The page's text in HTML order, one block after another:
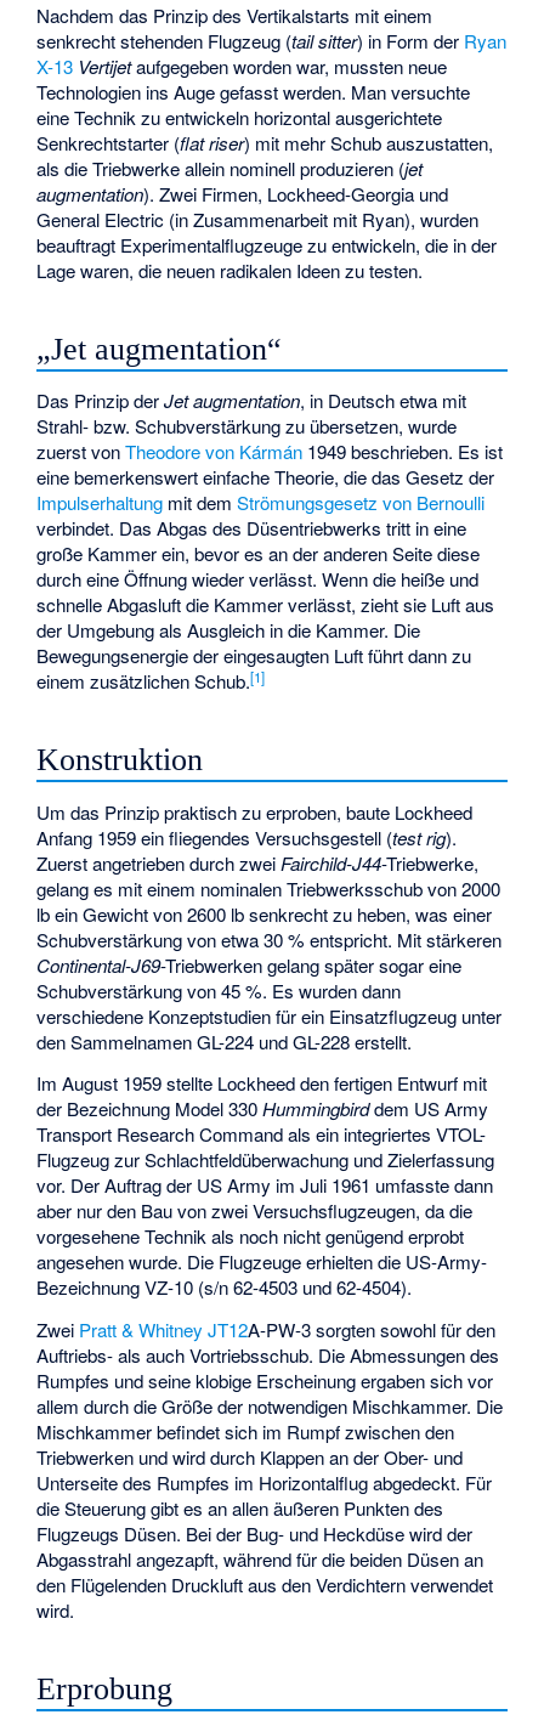
Nachdem das Prinzip des Vertikalstarts mit einem
senkrecht stehenden Flugzeug (tail sitter) in Form der Ryan
X-13 Vertijetaufgegeben worden war, mussten neue
Technologien ins Auge gefasst werden. Man versuchte
eine Technik zu entwickeln horizontal ausgerichtete
Senkrechtstarter (flat riser) mit mehr Schub auszustatten,
als die Triebwerke allein nominell produzieren (jet
augmentation). Zwei Firmen, Lockheed-Georgia und
General Electric (in Zusammenarbeit mit Ryan), wurden
beauftragt Experimentalflugzeuge zu entwickeln, die in der
Lage waren, die neuen radikalen Ideen zu testen.
„Jet augmentation“
Das Prinzip derJet augmentation, in Deutsch etwa mit
Strahl- bzw. Schubverstärkung zu übersetzen, wurde
zuerst vonTheodore von Kármán 1949 beschrieben. Es ist
eine bemerkenswert einfache Theorie, die das Gesetz der
Impulserhaltung mit demStrömungsgesetz von Bernoulli
verbindet. Das Abgas des Düsentriebwerks tritt in eine
große Kammer ein, bevor es an der anderen Seite diese
durch eine Öffnung wieder verlässt. Wenn die heiße und
schnelle Abgasluft die Kammer verlässt, zieht sie Luft aus
der Umgebung als Ausgleich in die Kammer. Die
Bewegungsenergie der eingesaugten Luft führt dann zu
einem zusätzlichen Schub.[1]
Konstruktion
Um das Prinzip praktisch zu erproben, baute Lockheed
Anfang 1959 ein fliegendes Versuchsgestell (test rig).
Zuerst angetrieben durch zwei Fairchild-J44-Triebwerke,
gelang es mit einem nominalen Triebwerksschub von 2000
lb ein Gewicht von 2600 lb senkrecht zu heben, was einer
Schubverstärkung von etwa 30 % entspricht. Mit stärkeren
Continental-J69-Triebwerken gelang später sogar eine
Schubverstärkung von 45 %. Es wurden dann
verschiedene Konzeptstudien für ein Einsatzflugzeug unter
den Sammelnamen GL-224 und GL-228 erstellt.
Im August 1959 stellte Lockheed den fertigen Entwurf mit
der Bezeichnung Model 330Hummingbirddem US Army
Transport Research Commandals ein integriertes VTOL-
Flugzeug zur Schlachtfeldüberwachung und Zielerfassung
vor. Der Auftrag der US Army im Juli 1961 umfasste dann
aber nur den Bau von zwei Versuchsflugzeugen, da die
vorgesehene Technik als noch nicht genügend erprobt
angesehen wurde. Die Flugzeuge erhielten die US-Army-
Bezeichnung VZ-10 (s/n 62-4503 und 62-4504).
Zwei Pratt & Whitney JT12A-PW-3 sorgten sowohl für den
Auftriebs- als auch Vortriebsschub. Die Abmessungen des
Rumpfes und seine klobige Erscheinung ergaben sich vor
allem durch die Größe der notwendigen Mischkammer. Die
Mischkammer befindet sich im Rumpf zwischen den
Triebwerken und wird durch Klappen an der Ober- und
Unterseite des Rumpfes im Horizontalflug abgedeckt. Für
die Steuerung gibt es an allen äußeren Punkten des
Flugzeugs Düsen. Bei der Bug- und Heckdüse wird der
Abgasstrahl angezapft, während für die beiden Düsen an
den Flügelenden Druckluft aus den Verdichtern verwendet
wird.
Erprobung